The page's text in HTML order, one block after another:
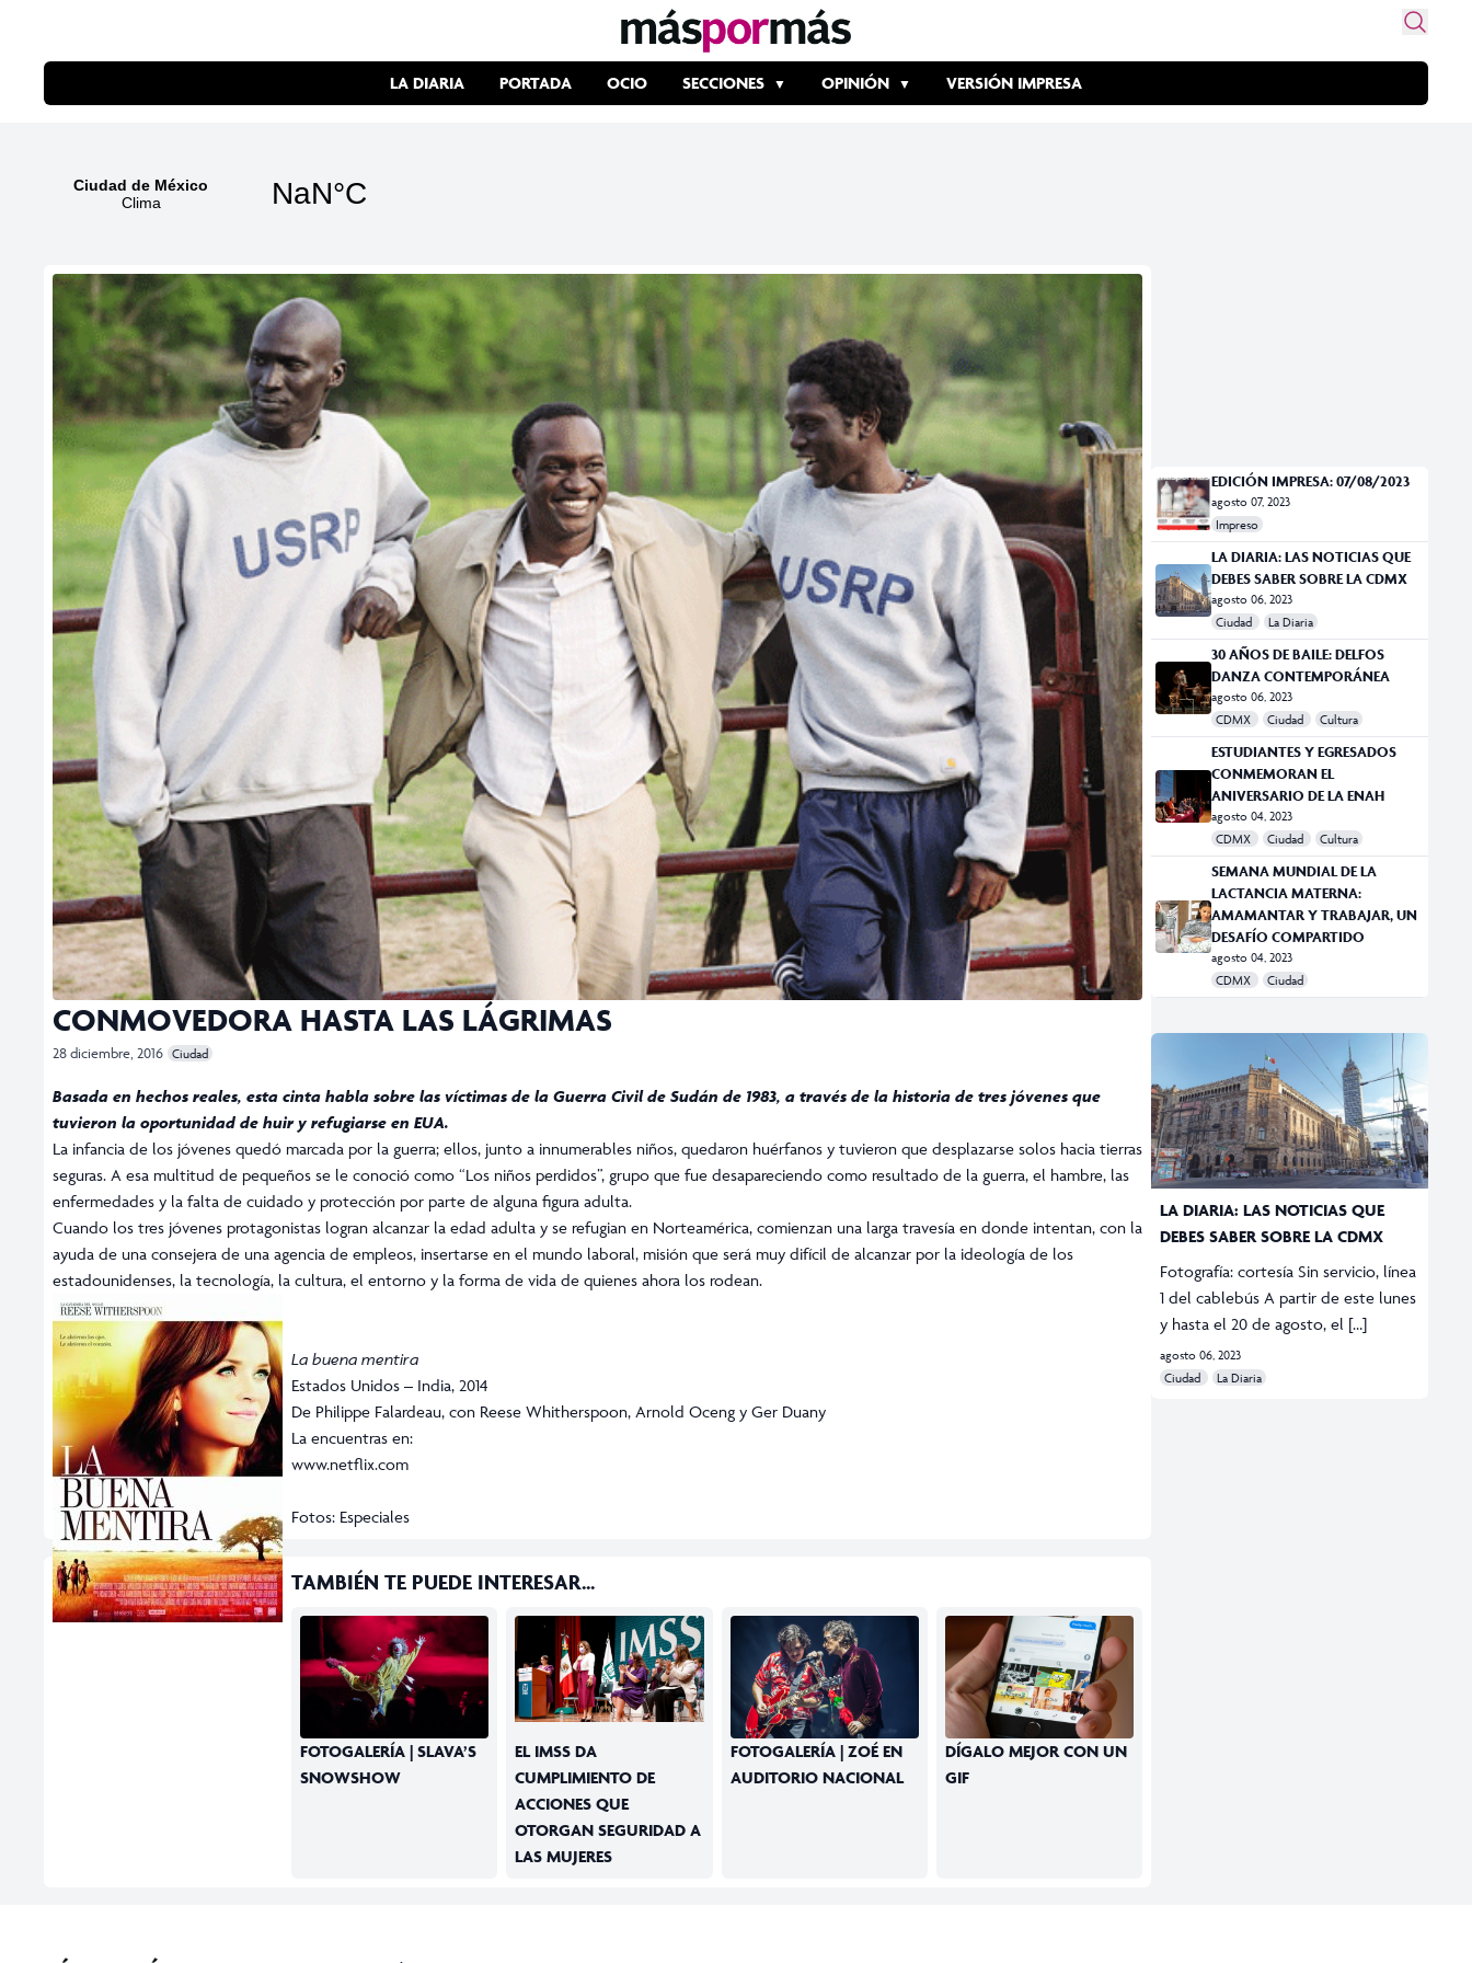
LA DIARIA PORTADA OCIO SECCIONES OPINIÓN VERSIÓN IMPRESA
CONMOVEDORA HASTA LAS LÁGRIMAS
28 diciembre, 2016 Ciudad
Basada en hechos reales, esta cinta habla sobre las víctimas de la Guerra Civil de Sudán de 1983, a través de la historia de tres jóvenes que
tuvieron la oportunidad de huir y refugiarse en EUA.
La infancia de los jóvenes quedó marcada por la guerra; ellos, junto a innumerables niños, quedaron huérfanos y tuvieron que desplazarse solos hacia tierras
seguras. A esa multitud de pequeños se le conoció como “Los niños perdidos”, grupo que fue desapareciendo como resultado de la guerra, el hambre, las
enfermedades y la falta de cuidado y protección por parte de alguna figura adulta.
Cuando los tres jóvenes protagonistas logran alcanzar la edad adulta y se refugian en Norteamérica, comienzan una larga travesía en donde intentan, con la
ayuda de una consejera de una agencia de empleos, insertarse en el mundo laboral, misión que será muy difícil de alcanzar por la ideología de los
estadounidenses, la tecnología, la cultura, el entorno y la forma de vida de quienes ahora los rodean.
La buena mentira
Estados Unidos – India, 2014
De Philippe Falardeau, con Reese Whitherspoon, Arnold Oceng y Ger Duany
La encuentras en:
www.netflix.com
Fotos: Especiales
TAMBIÉN TE PUEDE INTERESAR...
FOTOGALERÍA | SLAVA’S
SNOWSHOW
EL IMSS DA
CUMPLIMIENTO DE
ACCIONES QUE
OTORGAN SEGURIDAD A
LAS MUJERES
FOTOGALERÍA | ZOÉ EN
AUDITORIO NACIONAL
DÍGALO MEJOR CON UN
GIF
EDICIÓN IMPRESA: 07/08/2023
agosto 07, 2023
Impreso
LA DIARIA: LAS NOTICIAS QUE
DEBES SABER SOBRE LA CDMX
agosto 06, 2023
Ciudad
La Diaria
30 AÑOS DE BAILE: DELFOS
DANZA CONTEMPORÁNEA
agosto 06, 2023
CDMX
Ciudad Cultura
ESTUDIANTES Y EGRESADOS
CONMEMORAN EL
ANIVERSARIO DE LA ENAH
agosto 04, 2023
CDMX
Ciudad Cultura
SEMANA MUNDIAL DE LA
LACTANCIA MATERNA:
AMAMANTAR Y TRABAJAR, UN
DESAFÍO COMPARTIDO
agosto 04, 2023
CDMX
Ciudad
LA DIARIA: LAS NOTICIAS QUE
DEBES SABER SOBRE LA CDMX
Fotografía: cortesía Sin servicio, línea
1 del cablebús A partir de este lunes
y hasta el 20 de agosto, el […]
agosto 06, 2023
Ciudad
La Diaria